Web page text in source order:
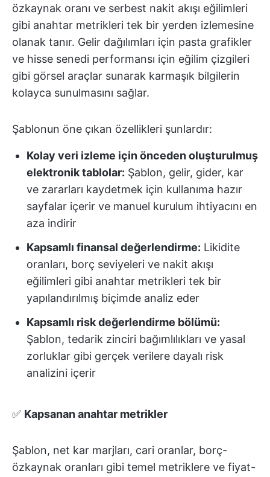
özkaynak oranı ve serbest nakit akışı eğilimleri
gibi anahtar metrikleri tek bir yerden izlemesine
olanak tanır. Gelir dağılımları için pasta grafikler
ve hisse senedi performansı için eğilim çizgileri
gibi görsel araçlar sunarak karmaşık bilgilerin
kolayca sunulmasını sağlar.
Şablonun öne çıkan özellikleri şunlardır:
Kolay veri izleme için önceden oluşturulmuş
elektronik tablolar: Şablon, gelir, gider, kar
ve zararları kaydetmek için kullanıma hazır
sayfalar içerir ve manuel kurulum ihtiyacını en
aza indirir
Kapsamlı finansal değerlendirme: Likidite
oranları, borç seviyeleri ve nakit akışı
eğilimleri gibi anahtar metrikleri tek bir
yapılandırılmış biçimde analiz eder
Kapsamlı risk değerlendirme bölümü:
Şablon, tedarik zinciri bağımlılıkları ve yasal
zorluklar gibi gerçek verilere dayalı risk
analizini içerir
✅ Kapsanan anahtar metrikler
Şablon, net kar marjları, cari oranlar, borç-
özkaynak oranları gibi temel metriklere ve fiyat-